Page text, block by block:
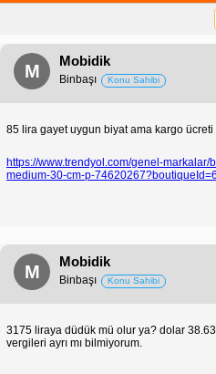
M
Mobidik
Binbaşı Konu Sahibi
85 lira gayet uygun biyat ama kargo
https://www.trendyol.com/genel-
medium-30-cm-p-
M
Mobidik
Binbaşı Konu Sahibi
3175 liraya düdük mü olur ya? dolar
vergileri ayrı mı bilmiyorum.